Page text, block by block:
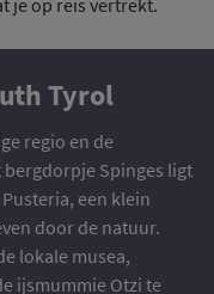
je op reis vertrekt.
Tyrol
regio en de
Spinges ligt
een klein
door de natuur.
lokale musea,
ijsmummie Otzi te